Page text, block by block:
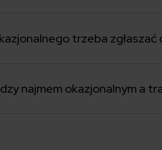
trzeba
najmem okazjonalnym a